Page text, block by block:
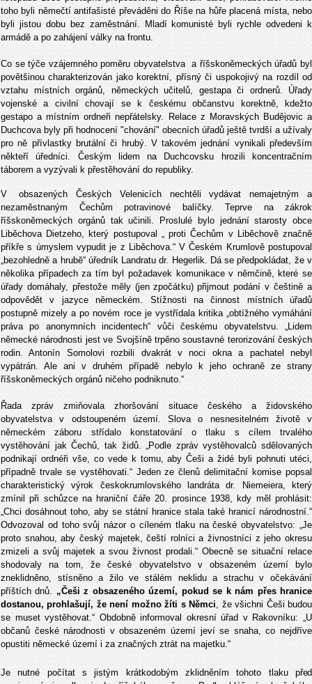
toho byli němečtí antifašisté převáděni do Říše na hůře placená místa, nebo
byli jistou dobu bez zaměstnání. Mladí komunisté byli rychle odvedeni k
armádě a po zahájení války na frontu.
Co se týče vzájemného poměru obyvatelstva a říšskoněmeckých úřadů byl
povětšinou charakterizován jako korektní, přísný či uspokojivý na rozdíl od
vztahu místních orgánů, německých učitelů, gestapa či ordnerů. Úřady
vojenské a civilní chovají se k českému občanstvu korektně, kdežto
gestapo a místním ordneři nepřátelsky. Relace z Moravských Budějovic a
Duchcova byly při hodnocení "chování" obecních úřadů ještě tvrdší a užívaly
pro ně přívlastky brutální či hrubý. V takovém jednání vynikali především
někteří úředníci. Českým lidem na Duchcovsku hrozili koncentračním
táborem a vyzývali k přestěhování do republiky.
Vobsazených Českých Velenicích nechtěli vydávat nemajetným a
nezaměstnaným Čechům potravinové balíčky. Teprve na zákrok
říšskoněmeckých orgánů tak učinili. Proslulé bylo jednání starosty obce
Liběchova Dietzeho, který postupoval „ proti Čechům v Liběchově značně
příkře s úmyslem vypudit je z Liběchova.“ V Českém Krumlově postupoval
„bezohledně a hrubě“ úředník Landratu dr. Hegerlik. Dá se předpokládat, že v
několika případech za tím byl požadavek komunikace v němčině, které se
úřady domáhaly, přestože měly (jen zpočátku) přijmout podání v češtině a
odpovědět v jazyce německém. Stížnosti na činnost místních úřadů
postupně mizely a po novém roce je vystřídala kritika „obtížného vymáhání
práva po anonymních incidentech“ vůči českému obyvatelstvu. „Lidem
německé národnosti jest ve Svojšíně trpěno soustavné terorizování českých
rodin. Antonín Somolovi rozbili dvakrát v noci okna a pachatel nebyl
vypátrán. Ale ani v druhém případě nebylo k jeho ochraně ze strany
říšskoněmeckých orgánů ničeho podniknuto.“
Řada zpráv zmiňovala zhoršování situace českého a židovského
obyvatelstva v odstoupeném území. Slova o nesnesitelném životě v
německém záboru střídalo konstatování o tlaku s cílem trvalého
vystěhování jak Čechů, tak židů. „Podle zpráv vystěhovalců sdělovaných
podnikají ordnéři vše, co vede k tomu, aby Češi a židé byli pohnuti utéci,
případně trvale se vystěhovati.“ Jeden ze členů delimitační komise popsal
charakteristický výrok českokrumlovského landráta dr. Niemeiera, který
zmínil při schůzce na hraniční čáře 20. prosince 1938, kdy měl prohlásit:
„Chci dosáhnout toho, aby se státní hranice stala také hranicí národnostní.“
Odvozoval od toho svůj názor o cíleném tlaku na české obyvatelstvo: „Je
proto snahou, aby český majetek, čeští rolníci a živnostníci z jeho okresu
zmizeli a svůj majetek a svou živnost prodali.“ Obecně se situační relace
shodovaly na tom, že české obyvatelstvo v obsazeném území bylo
zneklidněno, stísněno a žilo ve stálém neklidu a strachu v očekávání
příštích dnů. „Češi z obsazeného území, pokud se k nám přes hranice
dostanou, prohlašují, že není možno žíti s Němci , že všichni Češi budou
se muset vystěhovat.“ Obdobně informoval okresní úřad v Rakovníku: „U
občanů české národnosti v obsazeném území jeví se snaha, co nejdříve
opustiti německé území i za značných ztrát na majetku.“
Je nutné počítat s jistým krátkodobým zklidněním tohoto tlakupřed